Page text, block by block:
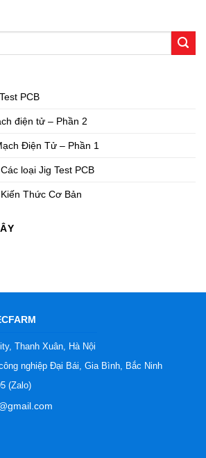
PCB
điện tử – Phần 2
Điện Tử – Phần 1
loại Jig Test PCB
Thức Cơ Bản
Thanh Xuân, Hà Nội
nghiệp Đại Bái, Gia Bình, Bắc Ninh
(Zalo)